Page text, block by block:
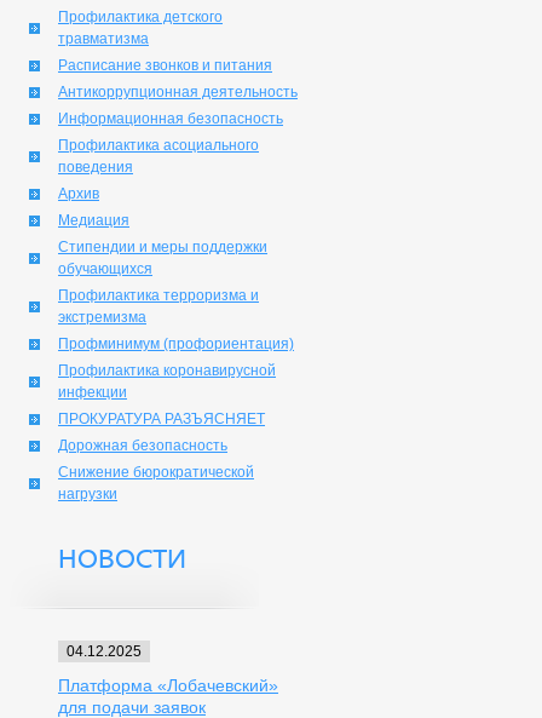
Профилактика детского
травматизма
Расписание звонков и питания
Антикоррупционная деятельность
Информационная безопасность
Профилактика асоциального
поведения
Архив
Медиация
Стипендии и меры поддержки
обучающихся
Профилактика терроризма и
экстремизма
Профминимум (профориентация)
Профилактика коронавирусной
инфекции
ПРОКУРАТУРА РАЗЪЯСНЯЕТ
Дорожная безопасность
Снижение бюрократической
нагрузки
НОВОСТИ
04.12.2025
Платформа «Лобачевский»
для подачи заявок